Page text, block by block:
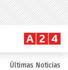
Últimas Noticias